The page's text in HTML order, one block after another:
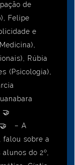
de
Felipe
e
Rúbia
(Psicologia),
🤝 – A
falou sobre a
do 2º,